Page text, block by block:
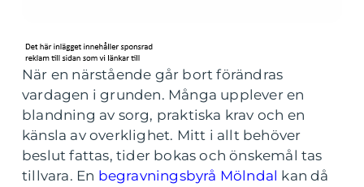
När en närstående går bort förändras
vardagen i grunden. Många upplever en
blandning av sorg, praktiska krav och en
känsla av overklighet. Mitt i allt behöver
beslut fattas, tider bokas och önskemål tas
tillvara. En begravningsbyrå Mölndal kan då